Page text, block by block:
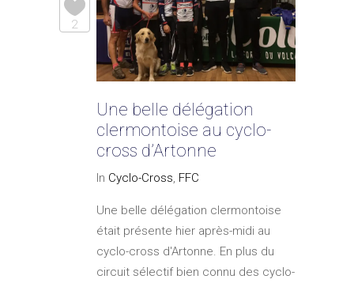
2
Une belle délégation
clermontoise au cyclo-
cross d’Artonne
In Cyclo-Cross, FFC
Une belle délégation clermontoise
était présente hier après-midi au
cyclo-cross d'Artonne. En plus du
circuit sélectif bien connu des cyclo-